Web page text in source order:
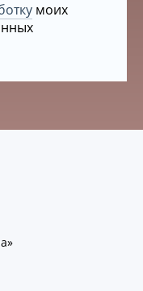
моих